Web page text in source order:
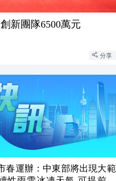
新團隊6500萬元
分享
春運辦：中東部將出現大範